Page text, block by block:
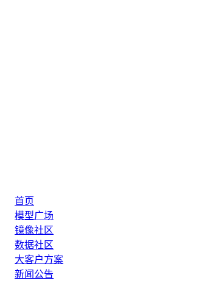
首页
模型广场
镜像社区
数据社区
大客户方案
新闻公告